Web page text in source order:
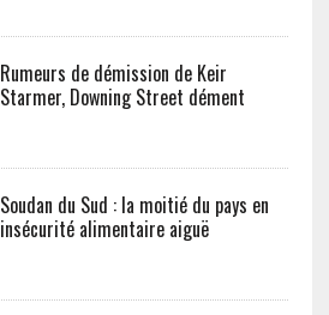
Rumeurs de démission de Keir
Starmer, Downing Street dément
Soudan du Sud : la moitié du pays en
insécurité alimentaire aiguë